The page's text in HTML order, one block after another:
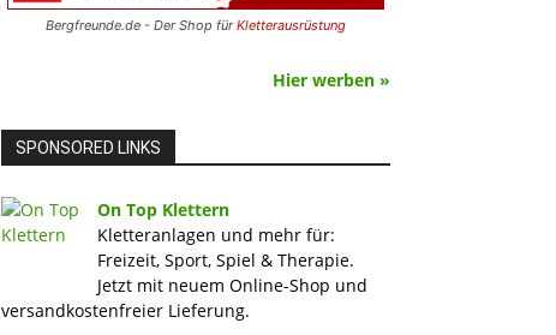
Bergfreunde.de - Der Shop fürKletterausrüstung
Hier werben »
SPONSORED LINKS
On Top Klettern
Kletteranlagen und mehr für:
Freizeit, Sport, Spiel & Therapie.
Jetzt mit neuem Online-Shop und
versandkostenfreier Lieferung.